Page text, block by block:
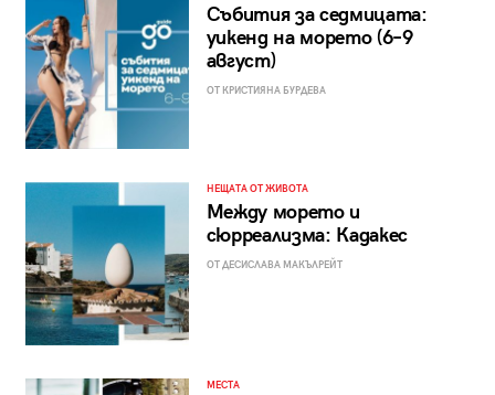
Събития за седмицата:
уикенд на морето (6–9
август)
ОТ КРИСТИЯНА БУРДЕВА
НЕЩАТА ОТ ЖИВОТА
Между морето и
сюрреализма: Кадакес
ОТ ДЕСИСЛАВА МАКЪЛРЕЙТ
МЕСТА